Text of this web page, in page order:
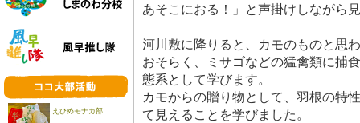
えひめモナカ部
あそこにおる！」と声掛けしながら
河川敷に降りると、カモのものと思
おそらく、ミサゴなどの猛禽類に捕
態系として学びます。
カモからの贈り物として、羽根の特
て見えることを学びました。